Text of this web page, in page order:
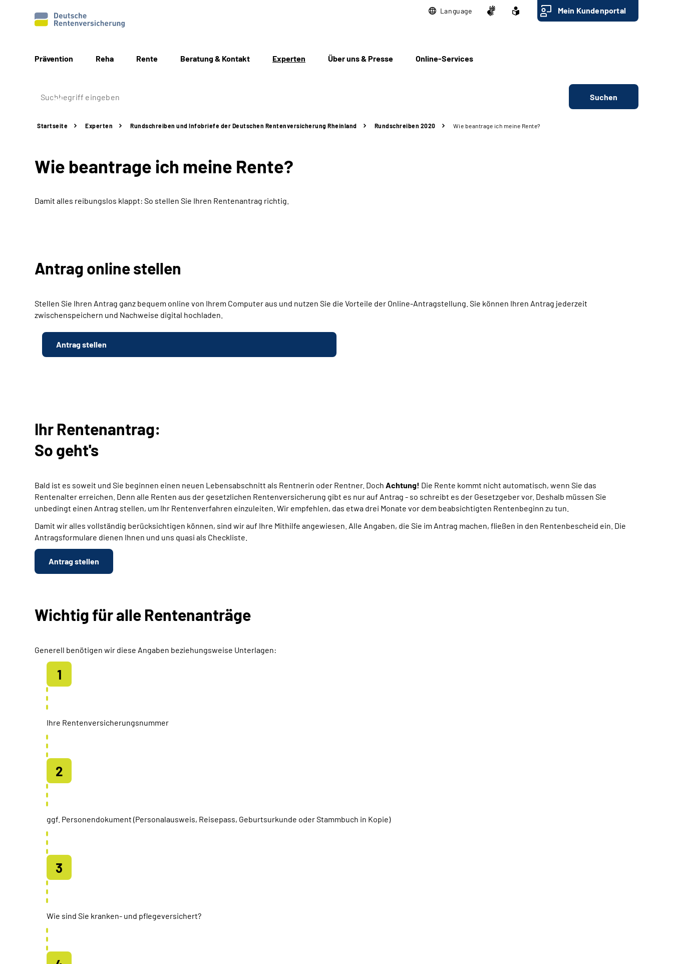
Language Mein Kundenportal
Prävention Reha Rente Beratung & Kontakt Experten Über uns & Presse Online-Services
Suchen
Startseite Experten Rundschreiben und Infobriefe der Deutschen Rentenversicherung Rheinland Rundschreiben 2020 Wie beantrage ich meine Rente?
Wie beantrage ich meine Rente?
Damit alles reibungslos klappt: So stellen Sie Ihren Rentenantrag richtig.
Antrag online stellen
Stellen Sie Ihren Antrag ganz bequem online von Ihrem Computer aus und nutzen Sie die Vorteile der Online-Antragstellung. Sie können Ihren Antrag jederzeit
zwischenspeichern und Nachweise digital hochladen.
Antrag stellen
Ihr Rentenantrag:
So geht's
Bald ist es soweit und Sie beginnen einen neuen Lebensabschnitt als Rentnerin oder Rentner. Doch Achtung! Die Rente kommt nicht automatisch, wenn Sie das
Rentenalter erreichen. Denn alle Renten aus der gesetzlichen Rentenversicherung gibt es nur auf Antrag - so schreibt es der Gesetzgeber vor. Deshalb müssen Sie
unbedingt einen Antrag stellen, um Ihr Rentenverfahren einzuleiten. Wir empfehlen, das etwa drei Monate vor dem beabsichtigten Rentenbeginn zu tun.
Damit wir alles vollständig berücksichtigen können, sind wir auf Ihre Mithilfe angewiesen. Alle Angaben, die Sie im Antrag machen, fließen in den Rentenbescheid ein. Die
Antragsformulare dienen Ihnen und uns quasi als Checkliste.
Antrag stellen
Wichtig für alle Rentenanträge
Generell benötigen wir diese Angaben beziehungsweise Unterlagen:
Ihre Rentenversicherungsnummer
ggf. Personendokument (Personalausweis, Reisepass, Geburtsurkunde oder Stammbuch in Kopie)
Wie sind Sie kranken- und pflegeversichert?